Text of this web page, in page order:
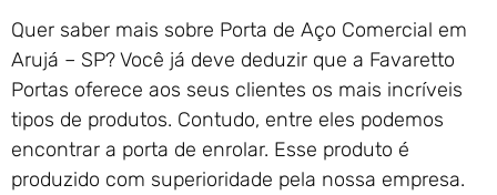
Enrolar em Paraty – RJ
Portão de Garagem de
Enrolar em Nova Iguaçu – RJ
Portão de Garagem de
Enrolar em Nova Friburgo –
RJ
Quer saber mais sobre Porta de Aço Comercial em
Arujá – SP? Você já deve deduzir que a Favaretto
Portas oferece aos seus clientes os mais incríveis
tipos de produtos. Contudo, entre eles podemos
encontrar a porta de enrolar. Esse produto é
produzido com superioridade pela nossa empresa.